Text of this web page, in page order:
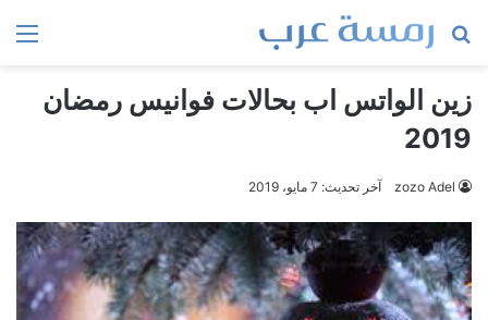
بحث
زين الواتس اب بحالات فوانيس رمضان
2019
zozo Adel آخر تحديث: 7 مايو، 2019